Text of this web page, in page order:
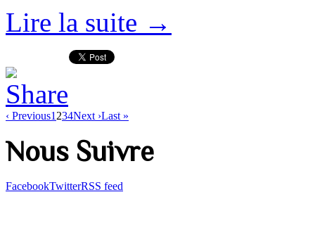
Lire la suite →
‹ Previous1 234Next ›Last »
Nous Suivre
FacebookTwitterRSS feed